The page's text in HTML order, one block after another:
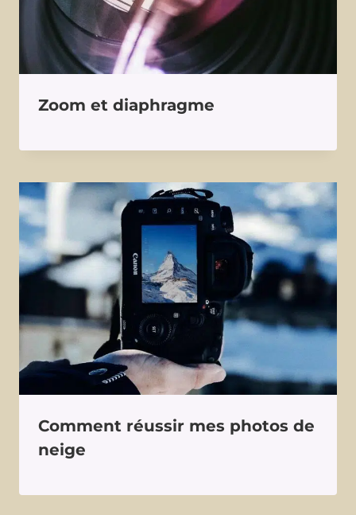
Zoom et diaphragme
Comment réussir mes photos de
neige